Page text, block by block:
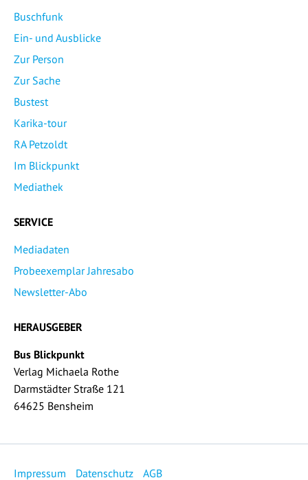
Buschfunk
Ein- und Ausblicke
Zur Person
Zur Sache
Bustest
Karika-tour
RA Petzoldt
Im Blickpunkt
Mediathek
SERVICE
Mediadaten
Probeexemplar Jahresabo
Newsletter-Abo
HERAUSGEBER
Bus Blickpunkt
Verlag Michaela Rothe
Darmstädter Straße 121
64625 Bensheim
Impressum Datenschutz AGB